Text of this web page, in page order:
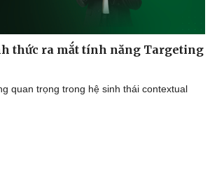
thức ra mắt tính năng Targeting
quan trọng trong hệ sinh thái contextual